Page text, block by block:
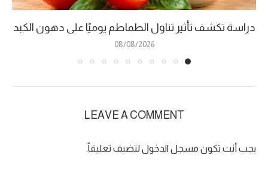
دراسة تكشف تأثير تناول الطماطم يوميًا على دهون الكبد
08/08/2026
LEAVE A COMMENT
يجب أنت تكون مسجل الدخول لتضيف تعليقاً.